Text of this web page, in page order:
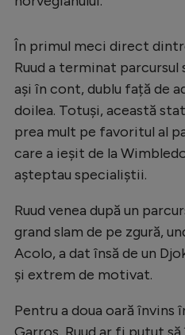
În primul meci direct
Ruud a terminat parcursul
ași în cont, dublu față de
doilea. Totuși, această
prea mult pe favoritul al
care a ieșit de la
așteptau specialiștii.
Ruud venea după un
grand slam de pe zgură,
Acolo, a dat însă de un
și extrem de motivat.
Pentru a doua oară învins